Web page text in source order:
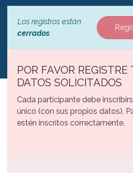
Los registros están
cerrados
POR FAVOR REGISTRE
DATOS SOLICITADOS
Cada participante debe
único (con sus propios datos).
estén inscritos correctamente.